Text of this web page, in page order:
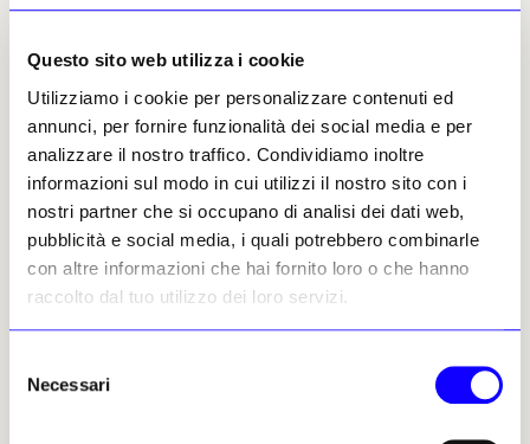
Questo sito web utilizza i cookie
Utilizziamo i cookie per personalizzare contenuti ed
annunci, per fornire funzionalità dei social media e per
analizzare il nostro traffico. Condividiamo inoltre
informazioni sul modo in cui utilizzi il nostro sito con i
nostri partner che si occupano di analisi dei dati web,
pubblicità e social media, i quali potrebbero combinarle
con altre informazioni che hai fornito loro o che hanno
raccolto dal tuo utilizzo dei loro servizi.
delNecessari
insieme con centinaia di altri capolavori,
villanoviani, buccheri e lastre dipinte
etrusche, anfore e crateri apuli, coppe in
argento, teste in marmo e bronzo, interi
corredi funerari antichi, ma anche
pergamene medievali. Massimo Osanna ne è
convinto: «Si scrive oggi, grazie allo straordinario
lavoro del Comando dei Carabinieri Tpc, un nuovo
capitolo nell’appassionante storia dei recuperi dei beni
culturali ».
2024 | © Riproduzione